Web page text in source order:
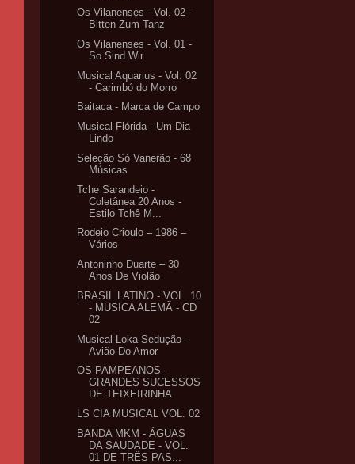
Os Vilanenses - Vol. 02 -
Bitten Zum Tanz
Os Vilanenses - Vol. 01 -
So Sind Wir
Musical Aquarius - Vol. 02
- Carimbó do Morro
Baitaca - Marca de Campo
Musical Flórida - Um Dia
Lindo
Seleção Só Vanerão - 68
Músicas
Tche Sarandeio -
Coletânea 20 Anos -
Estilo Tchê M...
Rodeio Crioulo – 1986 –
Vários
Antoninho Duarte – 30
Anos De Violão
BRASIL LATINO - VOL. 10
- MUSICA ALEMÃ - CD
02
Musical Loka Sedução -
Avião Do Amor
OS PAMPEANOS -
GRANDES SUCESSOS
DE TEIXEIRINHA
LS CIA MUSICAL VOL. 02
BANDA MKM - ÁGUAS
DA SAUDADE - VOL.
01 DE TRÊS PAS...